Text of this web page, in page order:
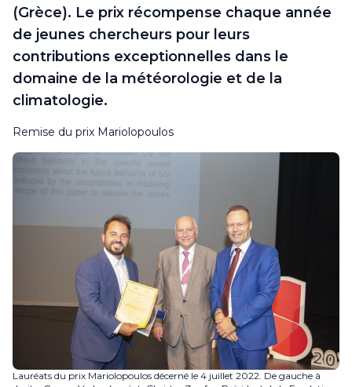
(Grèce). Le prix récompense chaque année
de jeunes chercheurs pour leurs
contributions exceptionnelles dans le
domaine de la météorologie et de la
climatologie.
Remise du prix Mariolopoulos
Lauréats du prix Mariolopoulos décerné le 4 juillet 2022. De gauche à